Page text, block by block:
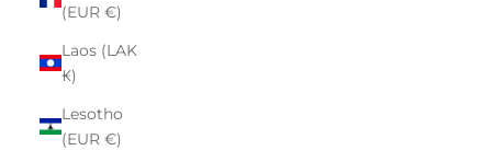
(EUR €)
Laos (LAK
₭)
Lesotho
(EUR €)